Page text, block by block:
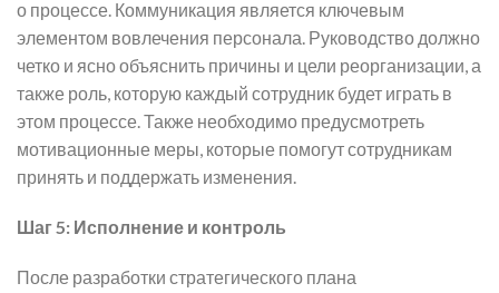
о процессе. Коммуникация является ключевым
элементом вовлечения персонала. Руководство должно
четко и ясно объяснить причины и цели реорганизации, а
также роль, которую каждый сотрудник будет играть в
этом процессе. Также необходимо предусмотреть
мотивационные меры, которые помогут сотрудникам
принять и поддержать изменения.
Шаг 5: Исполнение и контроль
После разработки стратегического плана